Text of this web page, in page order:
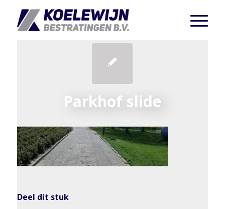
Parkhof slide
Deel dit stuk